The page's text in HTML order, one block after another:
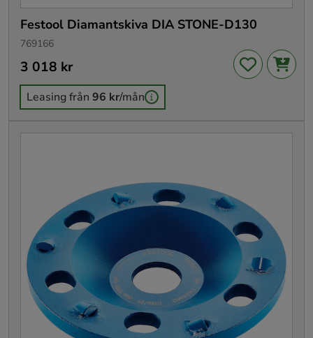
Festool Diamantskiva DIA STONE-D130
769166
Pris:3 018 kr
3 018 kr
Leasing från 96 kr/mån